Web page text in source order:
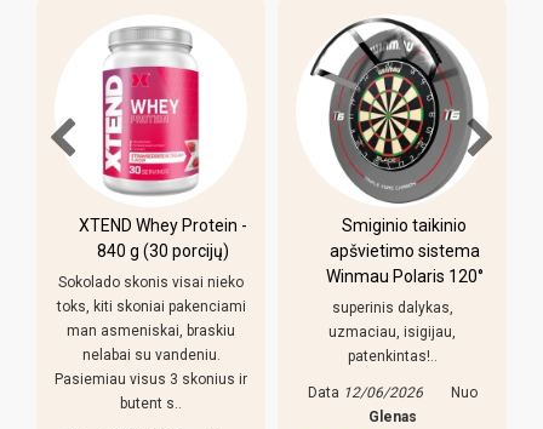
XTEND Whey Protein -
840 g (30 porcijų)
Sokolado skonis visai nieko
toks, kiti skoniai pakenciami
man asmeniskai, braskiu
nelabai su vandeniu.
Pasiemiau visus 3 skonius ir
butent s..
Smiginio taikinio
apšvietimo sistema
Winmau Polaris 120°
superinis dalykas,
uzmaciau, isigijau,
patenkintas!..
Data 12/06/2026
Nuo
Glenas